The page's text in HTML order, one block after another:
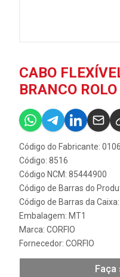
CABO
BRANCO
Código do Fabricante:
Código: 8516
Código NCM: 85444900
Código de Barras do
Código de Barras da
Embalagem: MT1
Marca: CORFIO
Fornecedor: CORFIO
Faça